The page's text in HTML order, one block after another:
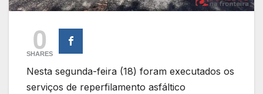
0
SHARES
Nesta segunda-feira (18) foram executados os
serviços de reperfilamento asfáltico